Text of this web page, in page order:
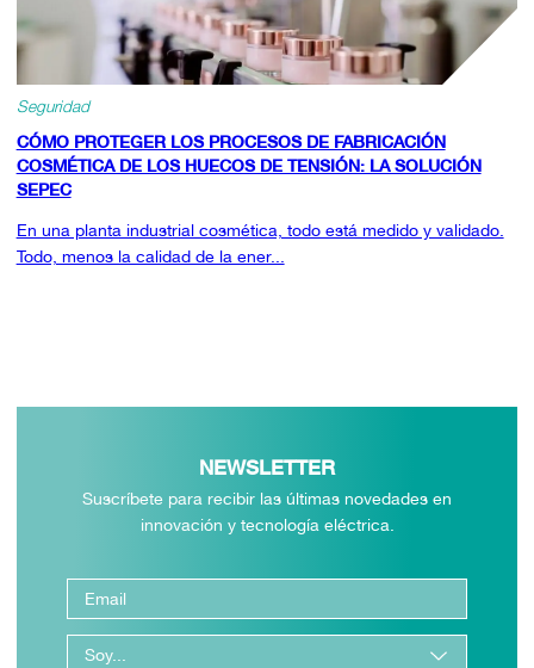
Seguridad
CÓMO PROTEGER LOS PROCESOS DE FABRICACIÓN
COSMÉTICA DE LOS HUECOS DE TENSIÓN: LA SOLUCIÓN
SEPEC
En una planta industrial cosmética, todo está medido y validado.
Todo, menos la calidad de la ener...
NEWSLETTER
Suscríbete para recibir las últimas novedades en
innovación y tecnología eléctrica.